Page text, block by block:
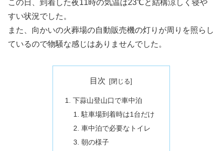
この日、到着した夜11時の気温は23℃と結構涼しく寝や
すい状況でした。
また、向かいの火葬場の自動販売機の灯りが周りを照らし
ているので物騒な感じはありませんでした。
目次
下蒜山登山口で車中泊
駐車場到着時は1台だけ
車中泊で必要なトイレ
朝の様子